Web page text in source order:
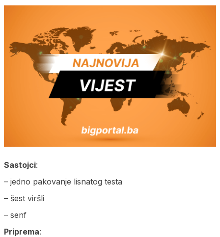
Sastojci:
– jedno pakovanje lisnatog testa
– šest viršli
– senf
Priprema: